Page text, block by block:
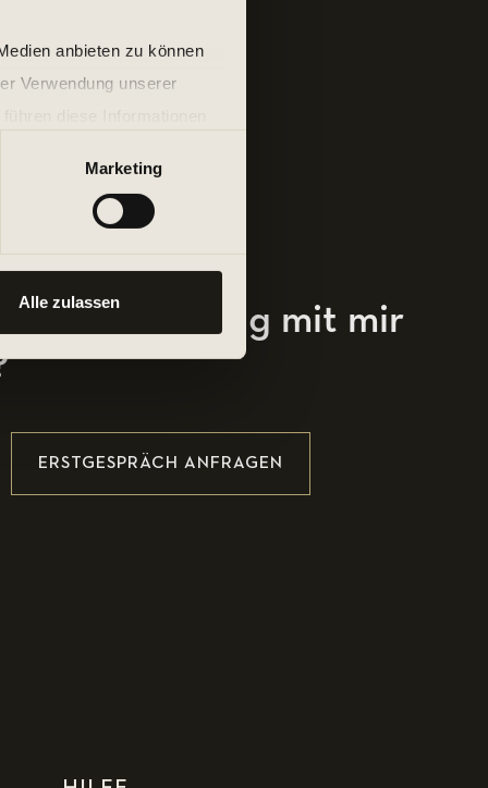
anbieten zu können
Verwendung unserer
Marketing
Alle zulassen
Training mit mir
ERSTGESPRÄCH ANFRAGEN